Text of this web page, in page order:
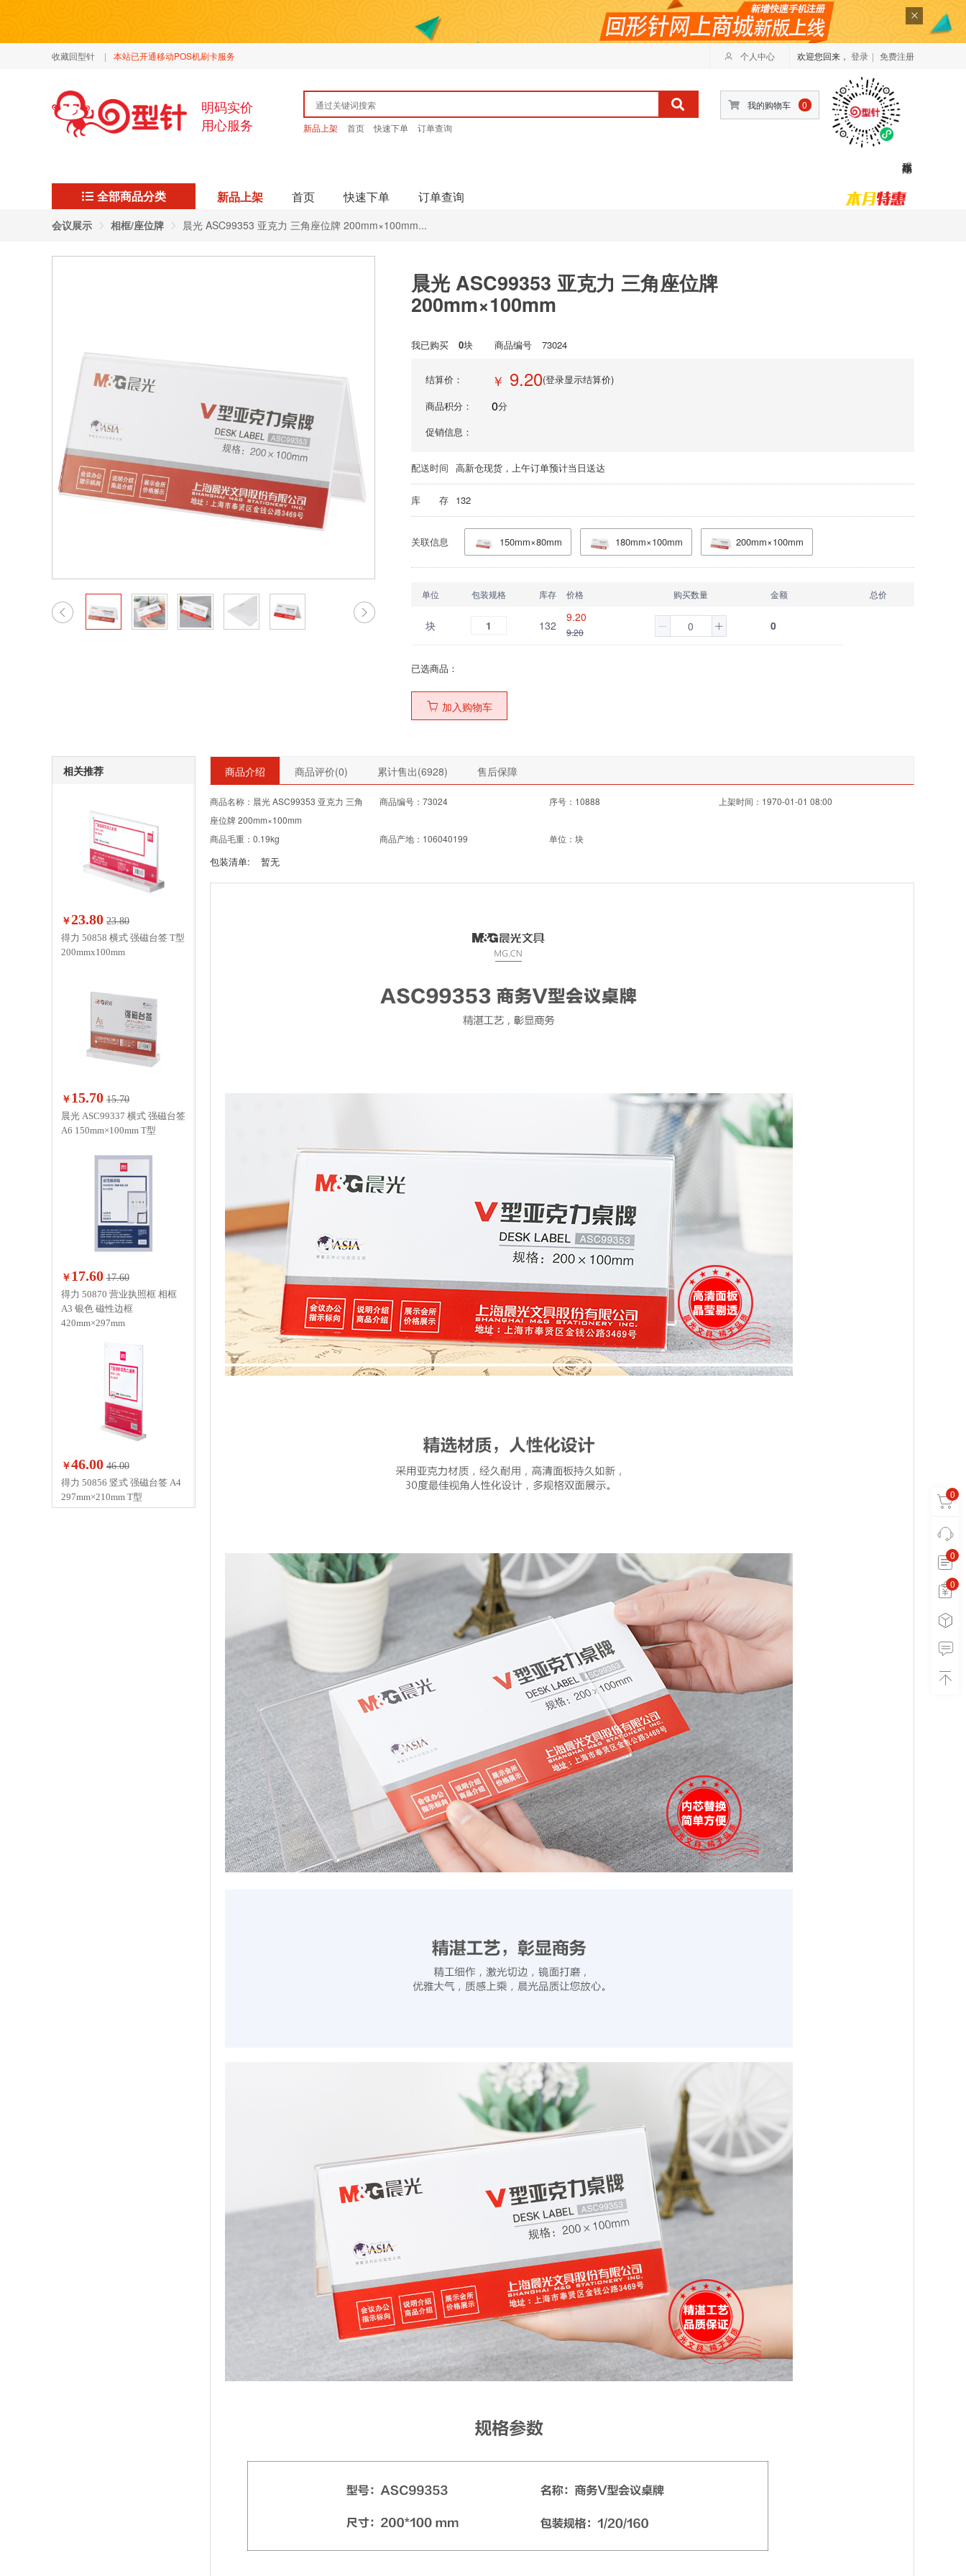
收藏回型针 | 本站已开通移动POS机刷卡服务 欢迎您回来， 登录 | 免费注册
个人中心
明码实价
用心服务
新品上架 首页 快速下单 订单查询
我的购物车 0
全部商品分类 新品上架 首页 快速下单 订单查询
0
0
0 0
会议展示 相框/座位牌 晨光 ASC99353 亚克力 三角座位牌 200mm×100mm...
晨光 ASC99353 亚克力 三角座位牌
200mm×100mm
我已购买 0块 商品编号 73024
结算价： ￥ 9.20(登录显示结算价)
商品积分：
0分
促销信息：
配送时间 高新仓现货，上午订单预计当日送达
库 存 132
关联信息 150mm×80mm 180mm×100mm 200mm×100mm
单位 包装规格 库存 价格 购买数量 金额 总价
块 1 132
9.20
9.20 0
已选商品：
加入购物车
相关推荐
￥23.80 23.80
得力 50858 横式 强磁台签 T型
200mmx100mm
￥ 15.70 15.70
晨光 ASC99337 横式 强磁台签
A6 150mm×100mm T型
￥ 17.60 17.60
得力 50870 营业执照框 相框
A3 银色 磁性边框
420mm×297mm
￥46.00 46.00
得力 50856 竖式 强磁台签 A4
297mm×210mm T型
商品介绍 商品评价(0) 累计售出(6928) 售后保障
商品名称：晨光 ASC99353 亚克力 三角
座位牌 200mm×100mm
商品编号：73024 序号：10888 上架时间：1970-01-01 08:00
商品毛重：0.19kg 商品产地：106040199 单位：块
包装清单: 暂无